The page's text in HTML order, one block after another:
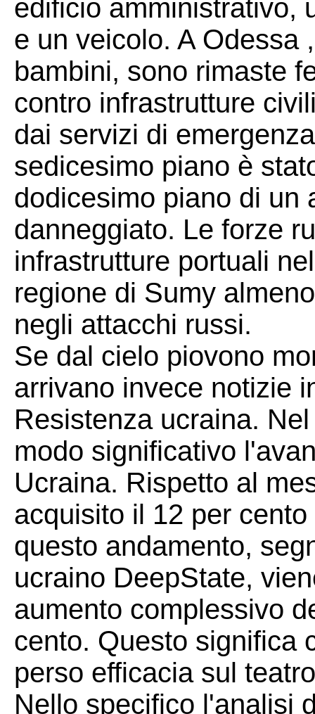
edificio amministrativo,
e un veicolo. A Odessa
bambini, sono rimaste
contro infrastrutture
dai servizi di
sedicesimo piano è
dodicesimo piano di un
danneggiato. Le forze
infrastrutture portuali
regione di Sumy
negli attacchi russi.
Se dal cielo piovono
arrivano invece notizie
Resistenza ucraina.
modo significativo
Ucraina. Rispetto al
acquisito il 12 per
questo andamento,
ucraino DeepState,
aumento complessivo
cento. Questo significa
perso efficacia sul
Nello specifico l'analisi